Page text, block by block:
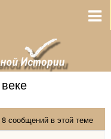
8 сообщений в этой теме